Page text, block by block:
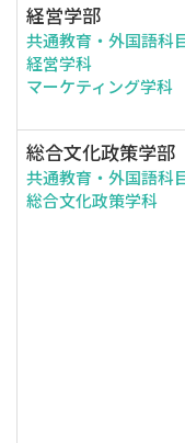
経営学部
共通教育・外国語科
経営学科
マーケティング学科
総合文化政策学部
共通教育・外国語科
総合文化政策学科